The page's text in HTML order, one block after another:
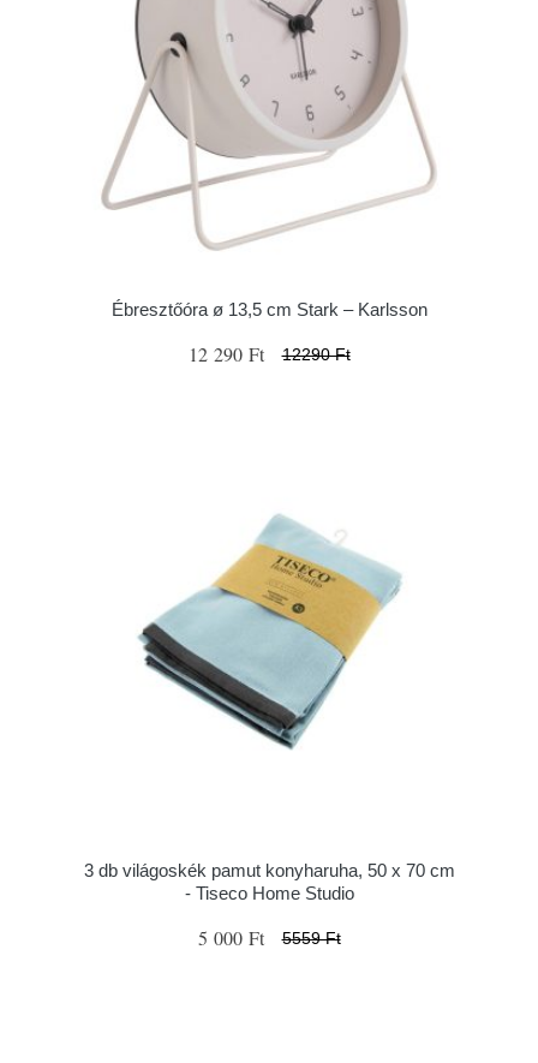
Ébresztőóra ø 13,5 cm Stark – Karlsson
12 290 Ft 12290 Ft
3 db világoskék pamut konyharuha, 50 x 70 cm
- Tiseco Home Studio
5 000 Ft 5559 Ft